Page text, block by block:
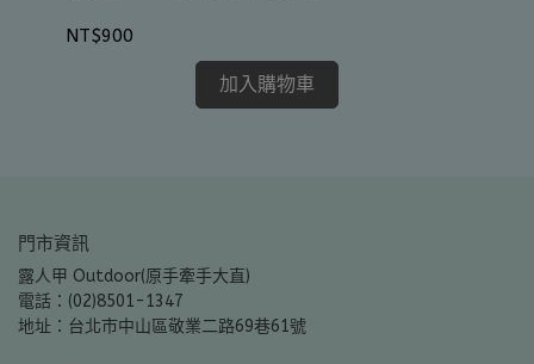
NT$900
加入購物車
門市資訊
露人甲 Outdoor(原手牽手大直)
電話：(02)8501-1347
地址：台北市中山區敬業二路69巷61號